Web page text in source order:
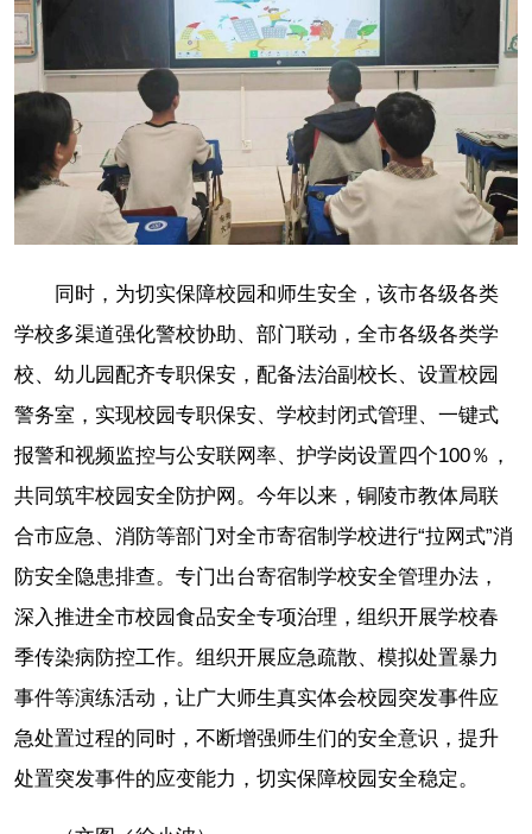
同时，为切实保障校园和师生安全，该市各级各类
学校多渠道强化警校协助、部门联动，全市各级各类学
校、幼儿园配齐专职保安，配备法治副校长、设置校园
警务室，实现校园专职保安、学校封闭式管理、一键式
报警和视频监控与公安联网率、护学岗设置四个100％，
共同筑牢校园安全防护网。今年以来，铜陵市教体局联
合市应急、消防等部门对全市寄宿制学校进行“拉网式”消
防安全隐患排查。专门出台寄宿制学校安全管理办法，
深入推进全市校园食品安全专项治理，组织开展学校春
季传染病防控工作。组织开展应急疏散、模拟处置暴力
事件等演练活动，让广大师生真实体会校园突发事件应
急处置过程的同时，不断增强师生们的安全意识，提升
处置突发事件的应变能力，切实保障校园安全稳定。